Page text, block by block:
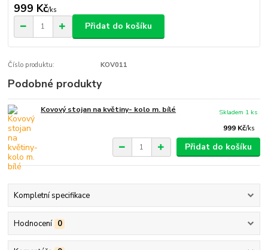
999 Kč/ks
Přidat do košíku
Číslo produktu: KOV011
Podobné produkty
Kovový stojan na květiny- kolo m. bílé
999 Kč/ks
Skladem 1 ks
Přidat do košíku
Kompletní specifikace
Hodnocení 0